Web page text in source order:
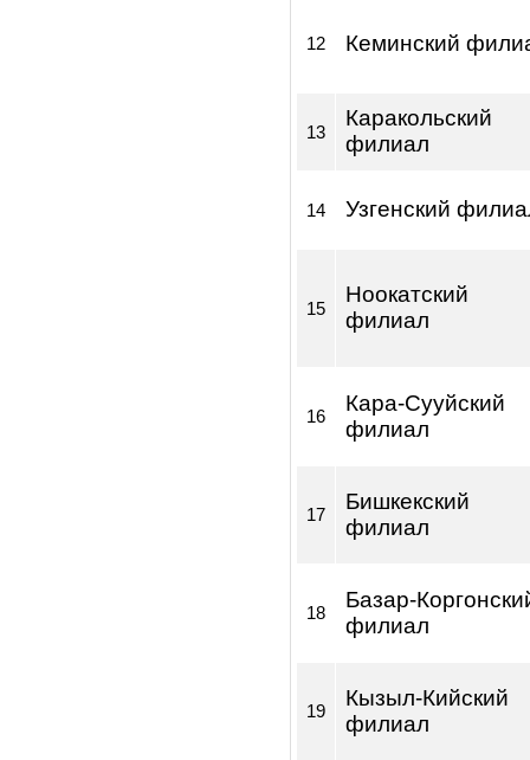
10
Аламудунский
11
Ат-Башинское
Кеминский
Каракольский
филиал
14 Узгенский
15
Ноокатский
филиал
16
Кара-
филиал
Бишкекский
филиал